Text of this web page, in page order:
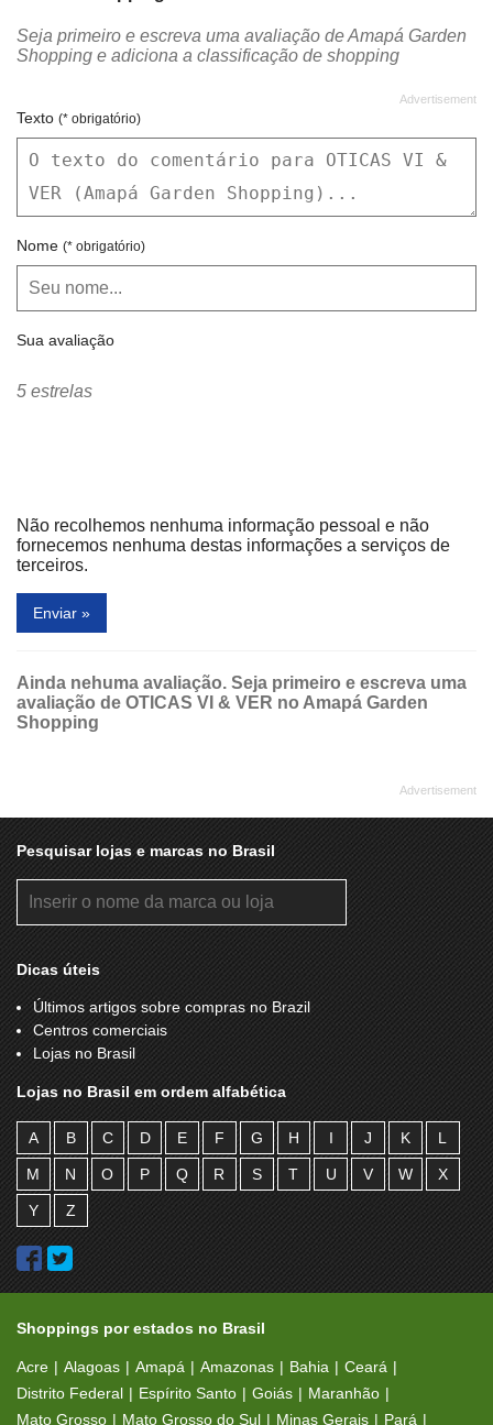
Seja primeiro e escreva uma avaliação de Amapá Garden
Shopping e adiciona a classificação de shopping
Texto (* obrigatório)
Nome (* obrigatório)
Sua avaliação
5 estrelas
Não recolhemos nenhuma informação pessoal e não
fornecemos nenhuma destas informações a serviços de
terceiros.
Enviar »
Ainda nehuma avaliação. Seja primeiro e escreva uma
avaliação de OTICAS VI & VER no Amapá Garden
Shopping
Pesquisar lojas e marcas no Brasil
Dicas úteis
Últimos artigos sobre compras no Brazil
Centros comerciais
Lojas no Brasil
Lojas no Brasil em ordem alfabética
A B C D E F G H I J K L
M N O P Q R S T U V W X
Y Z
Shoppings por estados no Brasil
Acre Alagoas Amapá Amazonas Bahia
Ceará
Distrito Federal
Espírito Santo Goiás
Maranhão
Mato Grosso
Mato Grosso do Sul Minas Gerais Pará